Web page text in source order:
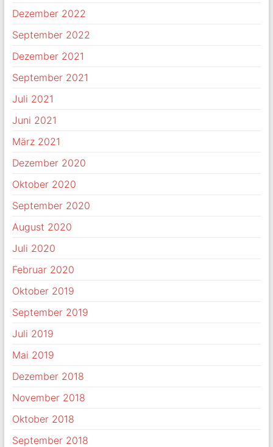
Dezember 2022
September 2022
Dezember 2021
September 2021
Juli 2021
Juni 2021
März 2021
Dezember 2020
Oktober 2020
September 2020
August 2020
Juli 2020
Februar 2020
Oktober 2019
September 2019
Juli 2019
Mai 2019
Dezember 2018
November 2018
Oktober 2018
September 2018